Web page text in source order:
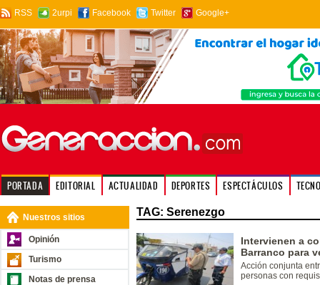
RSS 2urpi Facebook Twitter Google+
PORTADA EDITORIAL ACTUALIDAD DEPORTES ESPECTÁCULOS
Nuestros sitios
Opinión
Turismo
Notas de prensa
TAG: Serenezgo
Intervienen a
Barranco para
Acción conjunta
personas con